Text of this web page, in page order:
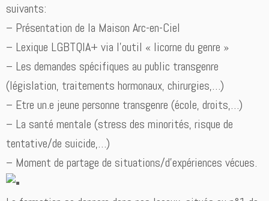
suivants:
– Présentation de la Maison Arc-en-Ciel
– Lexique LGBTQIA+ via l’outil « licorne du genre »
– Les demandes spécifiques au public transgenre
(législation, traitements hormonaux, chirurgies,…)
– Etre un.e jeune personne transgenre (école, droits,…)
– La santé mentale (stress des minorités, risque de
tentative/de suicide,…)
– Moment de partage de situations/d’expériences vécues.